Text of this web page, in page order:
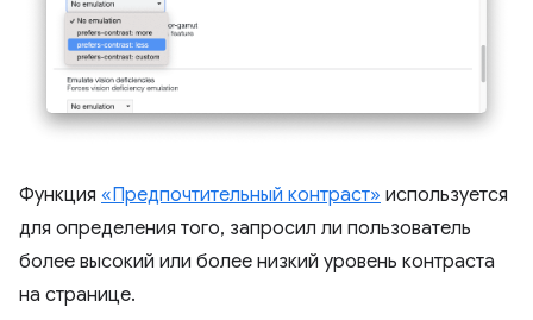
Функция «Предпочтительный контраст» используется
для определения того, запросил ли пользователь
более высокий или более низкий уровень контраста
на странице.